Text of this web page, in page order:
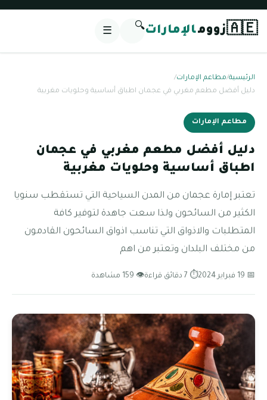
🇦🇪زوومالإمارات🔍
☰
الرئيسية/مطاعم الإمارات/
دليل أفضل مطعم مغربي في عجمان اطباق أساسية وحلويات مغربية
مطاعم الإمارات
دليل أفضل مطعم مغربي في عجمان
اطباق أساسية وحلويات مغربية
تعتبر إمارة عجمان من المدن السياحية التي تستقطب سنويا
الكثير من السائحون ولذا سعت جاهدة لتوفير كافة
المتطلبات والاذواق التي تناسب اذواق السائحون القادمون
من مختلف البلدان وتعتبر من اهم
📅 19 فبراير 2024 ⏱ 7 دقائق قراءة 👁 159 مشاهدة